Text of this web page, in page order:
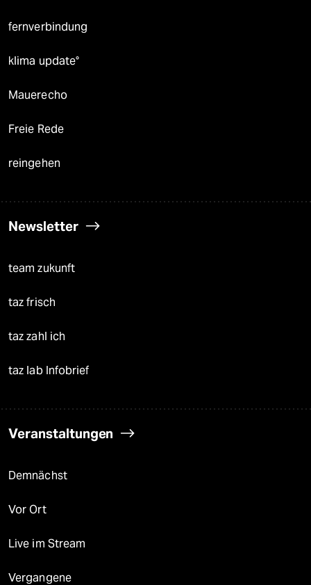
fernverbindung
klima update°
Mauerecho
Freie Rede
reingehen
Newsletter
team zukunft
taz frisch
taz zahl ich
taz lab Infobrief
Veranstaltungen
Demnächst
Vor Ort
Live im Stream
Vergangene